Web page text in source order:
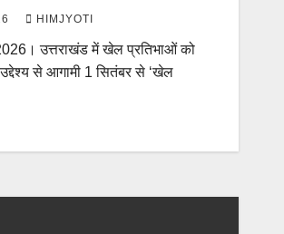
HIMJYOTI
उत्तराखंड में खेल प्रतिभाओं को
से आगामी 1 सितंबर से ‘खेल